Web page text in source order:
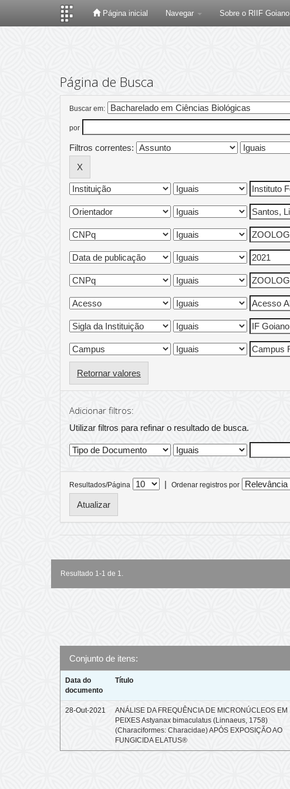
Página inicial Navegar Sobre o RIIF Goiano
Página de Busca
Buscar em:
por
Filtros correntes:
Retornar valores
Adicionar filtros:
Utilizar filtros para refinar o resultado de busca.
Resultados/Página | Ordenar registros por
Resultado 1-1 de 1.
Conjunto de itens:
Data do
documento
Título
28-Out-2021
ANÁLISE DA FREQUÊNCIA DE MICRONÚCLEOS EM
PEIXES Astyanax bimaculatus (Linnaeus, 1758)
(Characiformes: Characidae) APÓS EXPOSIÇÃO AO
FUNGICIDA ELATUS®